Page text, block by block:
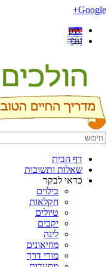
Google+
рус
עבר
דף הבית
שאלות ותשובות
כדאי לבקר
בילוים
חקלאות
טיולים
יקבים
לינה
מוזיאונים
מורי דרך